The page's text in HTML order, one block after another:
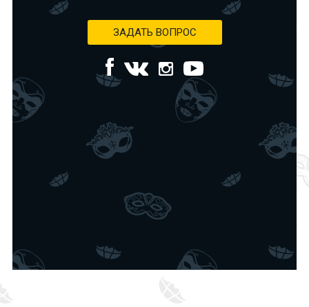
ЗАДАТЬ ВОПРОС